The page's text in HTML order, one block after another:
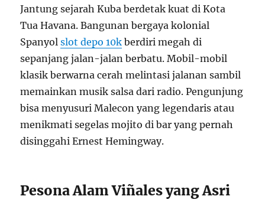
Jantung sejarah Kuba berdetak kuat di Kota
Tua Havana. Bangunan bergaya kolonial
Spanyolslot depo 10k berdiri megah di
sepanjang jalan-jalan berbatu. Mobil-mobil
klasik berwarna cerah melintasi jalanan sambil
memainkan musik salsa dari radio. Pengunjung
bisa menyusuri Malecon yang legendaris atau
menikmati segelas mojito di bar yang pernah
disinggahi Ernest Hemingway.
Pesona Alam Viñales yang Asri